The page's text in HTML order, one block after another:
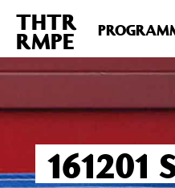
Deprecated : Die Funktion
includes/functions.phpon
THTR
RMPE
161201